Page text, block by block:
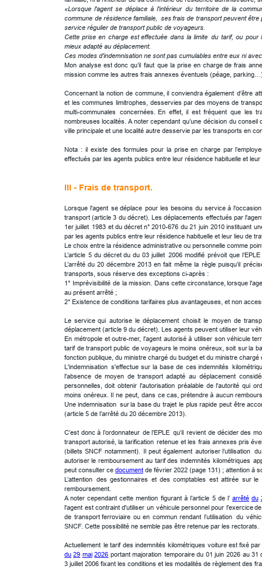
«Lorsque l'agent se déplace à l'intérieur du territoire de la
commune de résidence familiale, sesfrais de transport peuvent être
service régulier de transport public de voyageurs.
Cette prise en charge est effectuée dans la limite du tarif, ou pour
mieux adapté au déplacement.
Ces modes d'indemnisation ne sont pas cumulables entre eux ni
Mon analyse est donc qu’il faut que la prise en charge de frais
mission comme les autres frais annexes éventuels (péage,
Concernant la notion de commune, il conviendra également d’être
et les communes limitrophes, desservies par des moyens de
multi-communales concernées. En effet, il est fréquent que les
nombreuses localités. A noter cependant qu’une décision du conseil
ville principale et une localité autre desservie par les transports en
Nota : il existe des formules pour la prise en charge par
effectués par les agents publics entre leur résidence habituelle et
III - Frais de transport.
Lorsque l'agent se déplace pour les besoins du service à l'occasion
transport (article 3 du décret). Les déplacements effectués par
1er juillet 1983 et du décret n° 2010-676 du 21 juin 2010 instituant
par les agents publics entre leur résidence habituelle et leur lieu de
Le choix entre la résidence administrative ou personnelle comme
L’article 5 du décret du du 03 juillet 2006 modifié prévoit que l’EPLE
L’arrêté du 20 décembre 2013 en fait même la règle puisqu’il
transports, sous réserve des exceptions ci-après :
1° Imprévisibilité de la mission. Dans cette circonstance, lorsque
au présent arrêté ;
2° Existence de conditions tarifaires plus avantageuses, et non
Le service qui autorise le déplacement choisit le moyen de
déplacement (article 9 du décret). Les agents peuvent utiliser leur
En métropole et outre-mer, l'agent autorisé à utiliser son véhicule
tarif de transport public de voyageurs le moins onéreux, soit surla
fonction publique, du ministre chargé du budget et du ministre
L'indemnisation s'effectue sur la base de ces indemnités
l'absence de moyen de transport adapté au déplacement
personnelles, doit obtenir l'autorisation préalable de l'autorité qui
moins onéreux. Il ne peut, dans ce cas, prétendre à aucun
Une indemnisation surla base du trajet le plus rapide peut être
(article 5 de l’arrêté du 20 décembre 2013).
C’est donc à l’ordonnateur de l’EPLE qu’il revient de décider des
transport autorisé, la tarification retenue et les frais annexes pris
(billets SNCF notamment). Il peut également autoriser l’utilisation du
autoriser le remboursement au tarif des indemnités kilométriques
peut consulter ce document de février 2022 (page 131) ; attention à
L’attention des gestionnaires et des comptables est attirée sur le
remboursement.
A noter cependant cette mention figurant à l’article 5 de l’ arrêté du
l'agent est contraint d'utiliser un véhicule personnel pour l'exercicede
de transport ferroviaire ou en commun rendant l’utilisation du
SNCF. Cette possibilité ne semble pas être retenue par les rectorats.
Actuellement le tarif des indemnités kilométriques voiture est fixé par
du 29 mai 2026 portant majoration temporaire du 01 juin 2026 au 31
3 juillet 2006 fixant les conditions et les modalités de règlement des